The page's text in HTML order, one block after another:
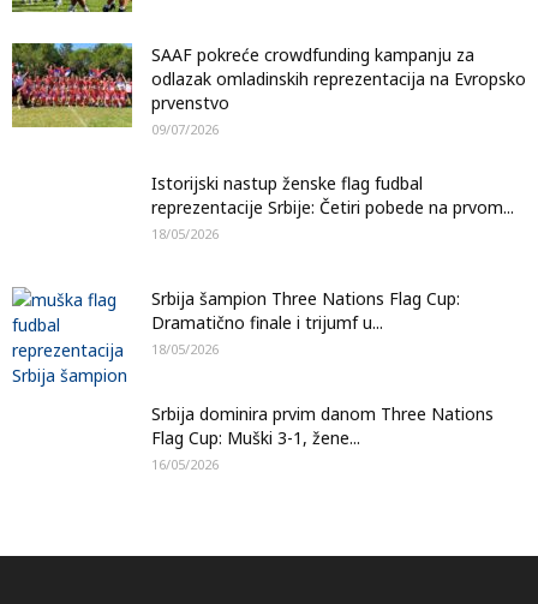
SAAF pokreće crowdfunding kampanju za
odlazak omladinskih reprezentacija na Evropsko
prvenstvo
09/07/2026
Istorijski nastup ženske flag fudbal
reprezentacije Srbije: Četiri pobede na prvom...
18/05/2026
Srbija šampion Three Nations Flag Cup:
Dramatično finale i trijumf u...
18/05/2026
Srbija dominira prvim danom Three Nations
Flag Cup: Muški 3-1, žene...
16/05/2026